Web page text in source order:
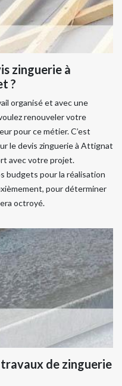
zinguerie à
?
organisé et avec une
renouveler votre
pour ce métier. C’est
le devis zinguerie à Attignat
avec votre projet.
budgets pour la réalisation
pour déterminer
octroyé.
de zinguerie